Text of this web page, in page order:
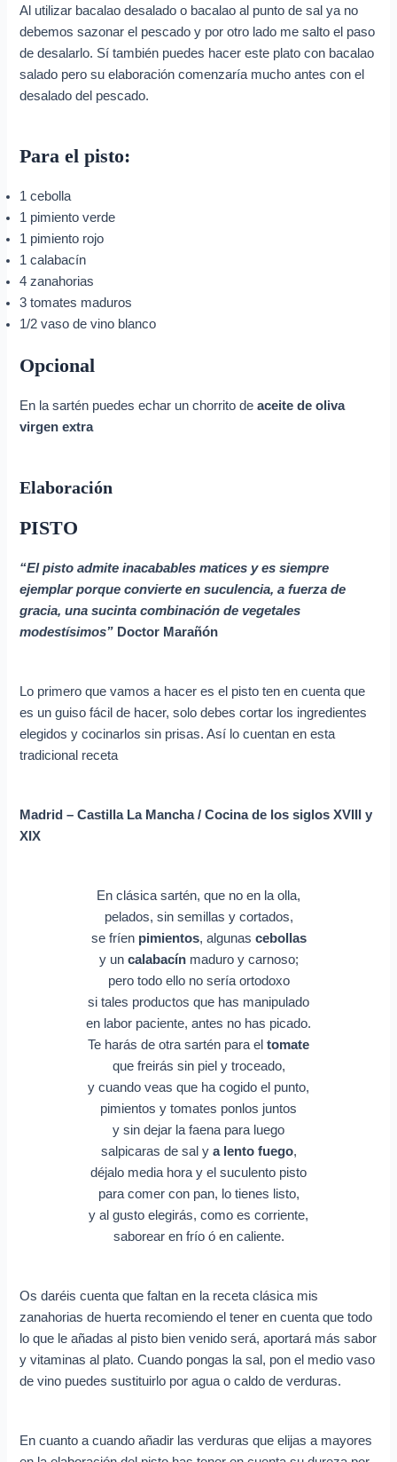
Al utilizar bacalao desalado o bacalao al punto de sal ya no
debemos sazonar el pescado y por otro lado me salto el paso
de desalarlo. Sí también puedes hacer este plato con bacalao
salado pero su elaboración comenzaría mucho antes con el
desalado del pescado.
Para el pisto:
1 cebolla
1 pimiento verde
1 pimiento rojo
1 calabacín
4 zanahorias
3 tomates maduros
1/2 vaso de vino blanco
Opcional
En la sartén puedes echar un chorrito deaceite de oliva
virgen extra
Elaboración
PISTO
“El pisto admite inacabables matices y es siempre
ejemplar porque convierte en suculencia, a fuerza de
gracia, una sucinta combinación de vegetales
modestísimos” Doctor Marañón
Lo primero que vamos a hacer es el pisto ten en cuenta que
es un guiso fácil de hacer, solo debes cortar los ingredientes
elegidos y cocinarlos sin prisas. Así lo cuentan en esta
tradicional receta
Madrid – Castilla La Mancha / Cocina de los siglos XVIII y
XIX
En clásica sartén, que no en la olla,
pelados, sin semillas y cortados,
se fríen pimientos, algunas cebollas
y un calabacínmaduro y carnoso;
pero todo ello no sería ortodoxo
si tales productos que has manipulado
en labor paciente, antes no has picado.
Te harás de otra sartén para el tomate
que freirás sin piel y troceado,
y cuando veas que ha cogido el punto,
pimientos y tomates ponlos juntos
y sin dejar la faena para luego
salpicaras de sal y a lento fuego,
déjalo media hora y el suculento pisto
para comer con pan, lo tienes listo,
y al gusto elegirás, como es corriente,
saborear en frío ó en caliente.
Os daréis cuenta que faltan en la receta clásica mis
zanahorias de huerta recomiendo el tener en cuenta que todo
lo que le añadas al pisto bien venido será, aportará más sabor
y vitaminas al plato. Cuando pongas la sal, pon el medio vaso
de vino puedes sustituirlo por agua o caldo de verduras.
En cuanto a cuando añadir las verduras que elijas a mayores